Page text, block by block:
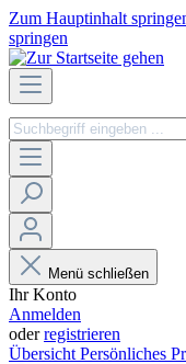
Zum Hauptinhalt
springen
Menü schließen
Ihr Konto
Anmelden
oderregistrieren
Übersicht Persönliches